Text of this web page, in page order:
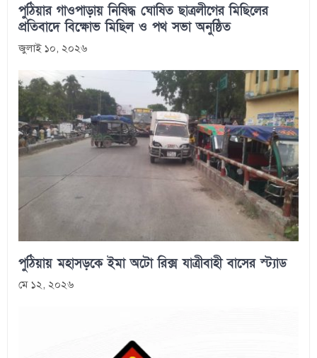
পুঠিয়ার গাওপাড়ায় নিষিদ্ধ ঘোষিত ছাত্রলীগের মিছিলের
প্রতিবাদে বিক্ষোভ মিছিল ও পথ সভা অনুষ্ঠিত
জুলাই ১০, ২০২৬
পুঠিয়ায় মহাসড়কে ইমা অটো রিক্স যাত্রীবাহী বাসের স্ট্যাড
মে ১২, ২০২৬